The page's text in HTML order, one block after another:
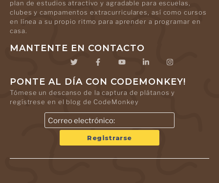
plan de estudios atractivo y agradable para escuelas,
clubes y campamentos extracurriculares, así como cursos
en línea a su propio ritmo para aprender a programar en
casa.
MANTENTE EN CONTACTO
PONTE AL DÍA CON CODEMONKEY!
Tómese un descanso de la captura de plátanos y
regístrese en el blog de CodeMonkey